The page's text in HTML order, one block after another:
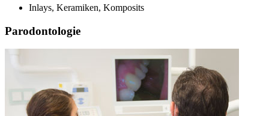
Inlays, Keramiken, Komposits
Parodontologie